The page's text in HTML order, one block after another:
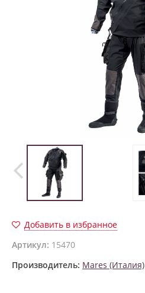
Добавить в избранное
Артикул: 15470
Производитель: Mares (Италия)